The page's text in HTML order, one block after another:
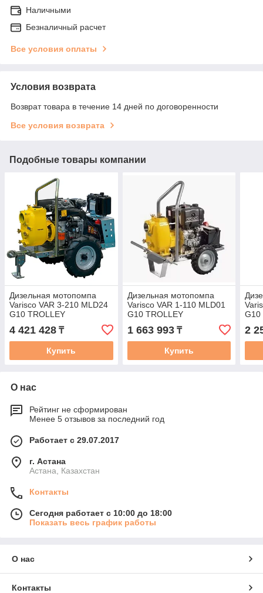
Наличными
Безналичный расчет
Все условия оплаты
Условия возврата
Возврат товара в течение 14 дней по договоренности
Все условия возврата
Подобные товары компании
Дизельная мотопомпа
Varisco VAR 3-210 MLD24
G10 TROLLEY
4 421 428 ₸
Купить
Дизельная мотопомпа
Varisco VAR 1-110 MLD01
G10 TROLLEY
1 663 993₸
Купить
G10
2
О нас
Рейтинг не сформирован
Менее 5 отзывов за последний год
Работает с 29.07.2017
г. Астана
Астана, Казахстан
Контакты
Сегодня работает с 10:00 до 18:00
Показать весь график работы
О нас
Контакты